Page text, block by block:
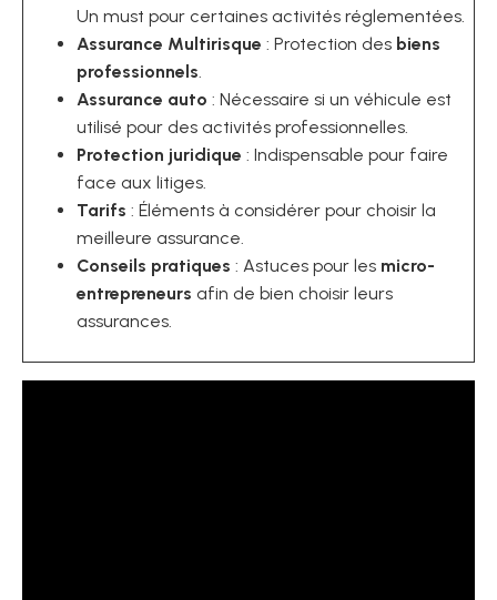
Un must pour certaines activités réglementées.
Assurance Multirisque : Protection des biens
professionnels.
Assurance auto : Nécessaire si un véhicule est
utilisé pour des activités professionnelles.
Protection juridique : Indispensable pour faire
face aux litiges.
Tarifs : Éléments à considérer pour choisir la
meilleure assurance.
Conseils pratiques : Astuces pour les micro-
entrepreneurs afin de bien choisir leurs
assurances.